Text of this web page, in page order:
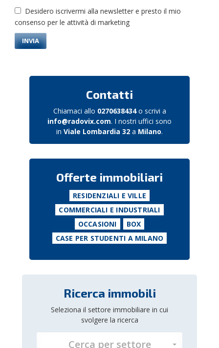
Desidero iscrivermi alla newsletter e presto il mio
consenso per le attività di marketing
Contatti
Chiamaci allo 0270638434o scrivi a
info@radovix.com. I nostri uffici sono
in Viale Lombardia 32 a Milano.
Offerte immobiliari
RESIDENZIALI E VILLE
COMMERCIALI E INDUSTRIALI
OCCASIONI
BOX
CASE PER STUDENTI A MILANO
Ricerca immobili
Seleziona il settore immobiliare in cui
svolgere la ricerca
Cerca per settore